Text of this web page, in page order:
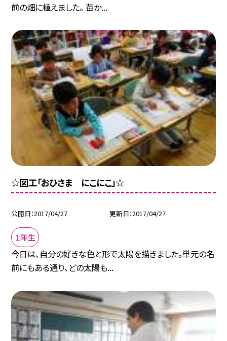
前の畑に植えました。 苗か...
☆図工「おひさま にこにこ」☆
公開日 2017/04/27 更新日 2017/04/27
１年生
今日は、自分の好きな色と形で太陽を描きました。単元の名
前にもある通り、どの太陽も...